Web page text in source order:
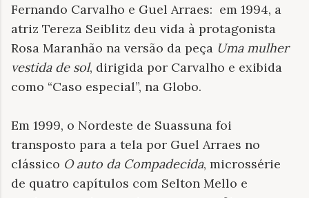
Fernando Carvalho e Guel Arraes: em 1994, a
atriz Tereza Seiblitz deu vida à protagonista
Rosa Maranhão na versão da peça Uma mulher
vestida de sol, dirigida por Carvalho e exibida
como “Caso especial”, na Globo.
Em 1999, o Nordeste de Suassuna foi
transposto para a tela por Guel Arraes no
clássico O auto da Compadecida, microssérie
de quatro capítulos com Selton Mello e